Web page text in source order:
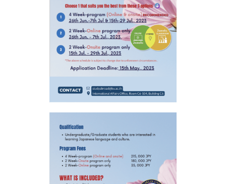
Search